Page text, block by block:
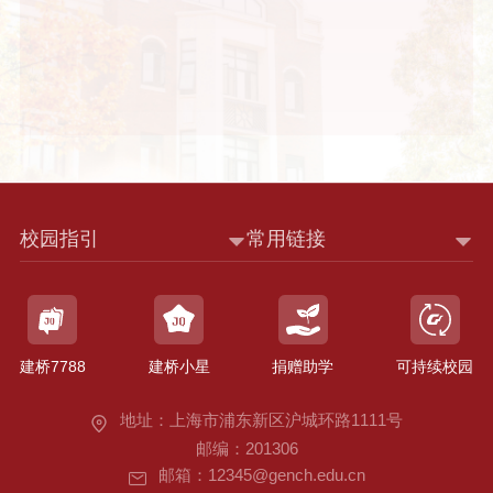
地址：上海市浦东新区沪城环路1111号
邮编：201306
邮箱：12345@gench.edu.cn
校园指引 常用链接
建桥7788 建桥小星 捐赠助学 可持续校园